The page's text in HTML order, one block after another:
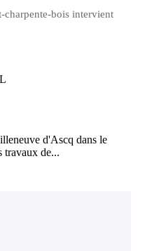
charpente-bois intervient
d'Ascq dans le
travaux de...